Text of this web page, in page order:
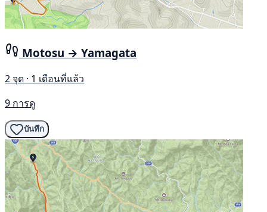
Motosu → Yamagata
2 จุด · 1 เดือนที่แล้ว
9 การดู
บันทึก